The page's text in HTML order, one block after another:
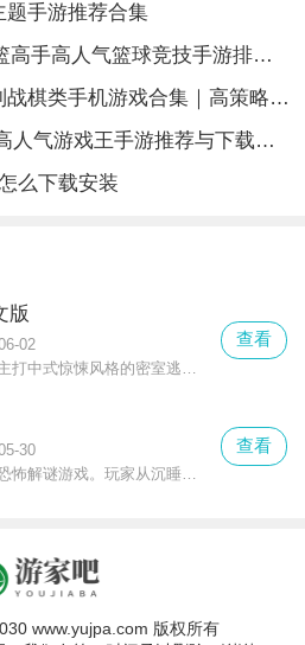
题手游推荐合集
灌篮高手手游推荐 灌篮高手高人气篮球竞技手游排行榜2026
2026最值得玩的回合制战棋类手机游戏合集｜高策略性、强剧情、低门槛战棋手游推荐
游戏王卡牌游戏 2026高人气游戏王手游推荐与下载指南
么下载安装
版
02
查看
30
浮路病院是一款恐怖解谜游戏。玩家从沉睡中苏醒，发现自己被困在一座空无一人的精神病院里墙上的病例贴着自己的照片，散落的文件记录着自己的资料。在充满深度的剧情与张力拉满的恐怖氛围交织下，你将踏上一段全新的惊悚解谜之旅，通过不断探索和谜题，一步步揭开这家医院隐藏的秘密。
查看
www.yujpa.com 版权所有